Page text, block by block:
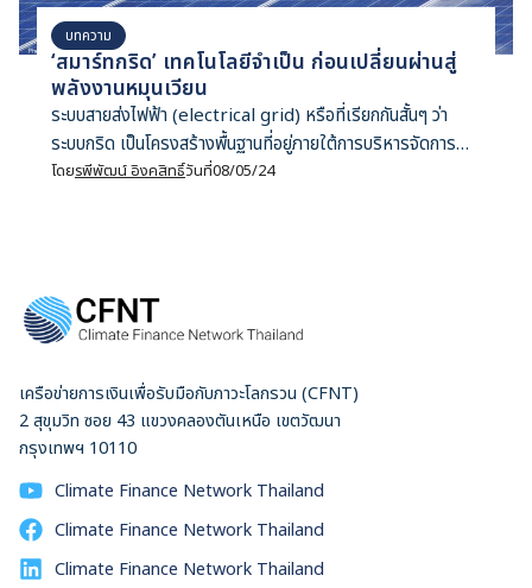
บทความ
‘สมาร์ทกริด’ เทคโนโลยีจำเป็น ก่อนเปลี่ยนผ่านสู่
พลังงานหมุนเวียน
ระบบสายส่งไฟฟ้า (electrical grid) หรือที่เรียกกันสั้นๆ ว่า
ระบบกริด เป็นโครงสร้างพื้นฐานที่อยู่ภายใต้การบริหารจัดการ
ขององค์การรัฐวิสาหกิจของไทย และไม่ค่อยมีใครพูดถึงมากนัก
เพราะถือว่าเป็นหัวใจสำคัญในการเปลี่ยนผ่านสู่พลังงานหมุนเวียน
สาเหตุก็เนื่องจากรูปแบบการผลิตไฟฟ้าที่เปลี่ยนแปลงไปจากหน้า
ไฟฟ้าแรงสูงจากโรงไฟฟ้าขนาดใหญ่ไม่กี่แห่งไปยังครัวเรือน
ต่างๆ แต่พลังงานหมุนเวียน เช่น แผงพลังงานแสงอาทิตย์บน
หลังคา จะคล้ายกับโรงไฟฟ้าขนาดจิ๋วที่กระจายตัวอยู่หลากหลาย
แหล่ง ยังไม่นับลักษณะการผลิตไฟฟ้าของพลังงานหมุนเวียนที่ขึ้น
ทั้งหมดก็อาจระส่ำระสาย แผนพัฒนากำลังผลิตไฟฟ้าของ
ประเทศไทย พ.ศ. 2561 – 2580 ฉบับปรับปรุงครั้งที่ 1 เพิ่มเป้า
โดยรพีพัฒน์ อิงคสิทธิ์วันที่08/05/24
เครือข่ายการเงินเพื่อรับมือกับภาวะโลกรวน (CFNT)
2 สุขุมวิท ซอย 43 แขวงคลองตันเหนือ เขตวัฒนา
กรุงเทพฯ 10110
Climate Finance Network Thailand
Climate Finance Network Thailand
Climate Finance Network Thailand